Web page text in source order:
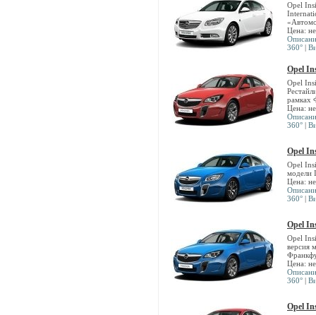
Opel
Цена:
360° |
Opel
Opel
рамках
Цена:
360° |
Opel
Opel
модели
Цена:
360° |
Opel
Opel
версия
Цена:
360° |
Opel